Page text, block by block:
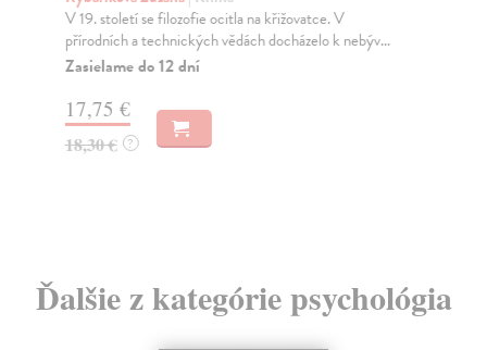
V 19. století se filozofie ocitla na křižovatce. V
přírodních a technických vědách docházelo k nebýv...
Zasielame do 12 dní
17,75 €
18,30 € ?
Ďalšie z kategórie psychológia